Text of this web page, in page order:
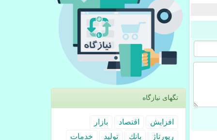
تگهای نیازگاه
افزایش اقتصاد
بازار
رپورتاژ
بانك تولید خدمات